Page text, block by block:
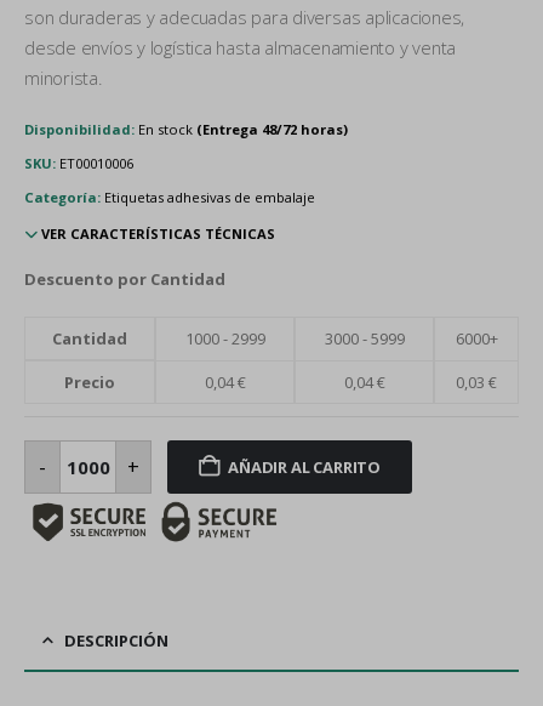
son duraderas y adecuadas para diversas aplicaciones,
desde envíos y logística hasta almacenamiento y venta
minorista.
Disponibilidad: En stock
SKU: ET00010006
Categoría: Etiquetas adhesivas de embalaje
VER CARACTERÍSTICAS TÉCNICAS
Descuento por Cantidad
Cantidad 1000 - 2999 3000 - 5999
6000+
Precio
0,04€ 0,04€ 0,03 €
-
Etiquetas
“CONTIENE
HERRAJES”
rojo
flúor
90
+ AÑADIR AL CARRITO
DESCRIPCIÓN